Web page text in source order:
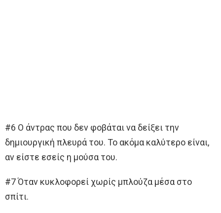
#6 Ο άντρας που δεν φοβάται να δείξει την
δημιουργική πλευρά του. Το ακόμα καλύτερο είναι,
αν είστε εσείς η μούσα του.
#7 Όταν κυκλοφορεί χωρίς μπλούζα μέσα στο
σπίτι.